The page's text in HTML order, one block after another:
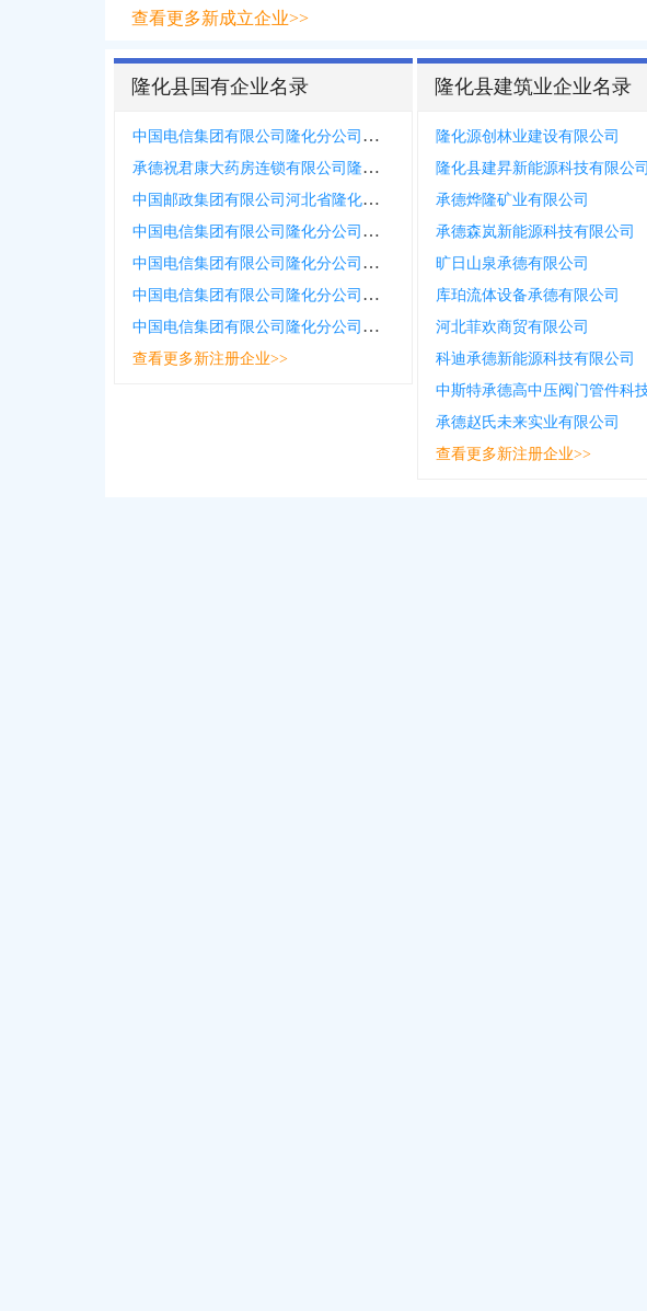
查看更多新成立企业>>
隆化县国有企业名录
中国电信集团有限公司隆化分公司步古沟镇营业厅
承德祝君康大药房连锁有限公司隆化宁益店
中国邮政集团有限公司河北省隆化县分公司
中国电信集团有限公司隆化分公司兴洲路营业厅
中国电信集团有限公司隆化分公司韩家店乡营业厅
中国电信集团有限公司隆化分公司建设街营业厅
中国电信集团有限公司隆化分公司西阿超乡营业厅
查看更多新注册企业>>
隆化县建筑业企业名录
隆化源创林业建设有限公司
隆化县建昇新能源科技有限公司
承德烨隆矿业有限公司
承德森岚新能源科技有限公司
旷日山泉承德有限公司
库珀流体设备承德有限公司
河北菲欢商贸有限公司
科迪承德新能源科技有限公司
承德赵氏未来实业有限公司
查看更多新注册企业>>